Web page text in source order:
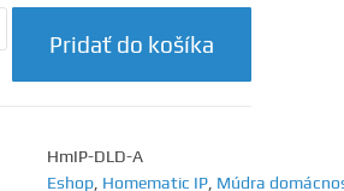
Pridať do košíka
HmIP-DLD-A
Eshop, Homematic IP, Múdra